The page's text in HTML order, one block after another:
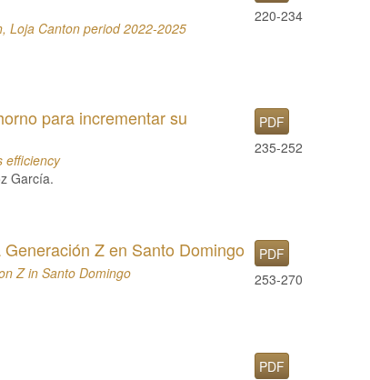
Loja Canton period 2022-2025
220-234
para incrementar su
efficiency
García.
PDF
235-252
Z en Santo Domingo
Z in Santo Domingo
PDF
253-270
PDF